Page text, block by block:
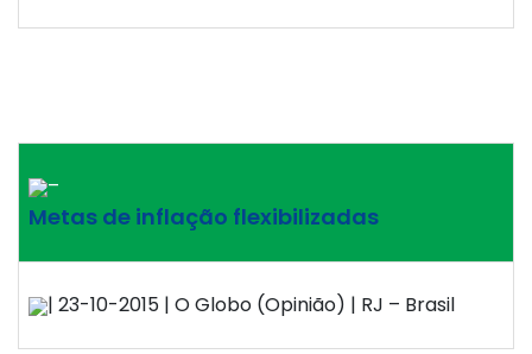
–
Metas de inflação flexibilizadas
| 23-10-2015 | O Globo (Opinião) | RJ – Brasil